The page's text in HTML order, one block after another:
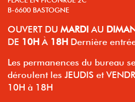
B-6600 BASTOGNE
OUVERT DU MARDI AU
DE 10H À 18H Dernière
Les permanences du bureau se
déroulent les JEUDIS et
10H à 18H